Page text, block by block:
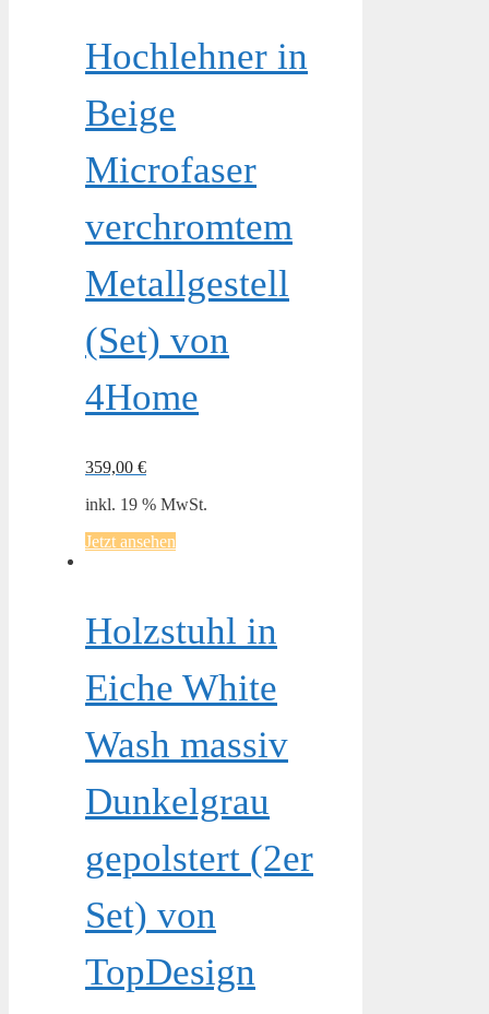
Hochlehner in
Beige
Microfaser
verchromtem
Metallgestell
(Set) von
4Home
359,00 €
inkl. 19 % MwSt.
Jetzt ansehen
Holzstuhl in
Eiche White
Wash massiv
Dunkelgrau
gepolstert (2er
Set) von
TopDesign